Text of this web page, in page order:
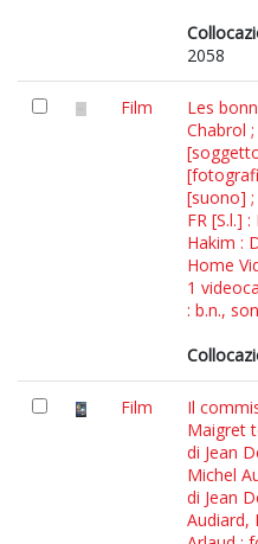
2058
Film
Les
Chabrol
[suono] ;
FR [S.l.]
Hakim :
Home
1
: b.n.,
Film
Il
Maigret
di Jean
Michel
di Jean
Audiard,